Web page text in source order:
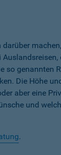
genannten
Die Höhe
aber eine
und
.